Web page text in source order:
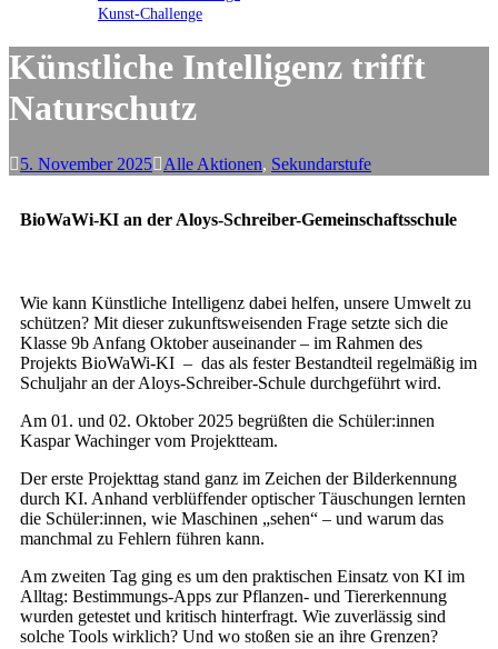
Kunst-Challenge
Künstliche Intelligenz trifft
Naturschutz
5. November 2025 Alle Aktionen, Sekundarstufe
BioWaWi-KI an der Aloys-Schreiber-Gemeinschaftsschule
Wie kann Künstliche Intelligenz dabei helfen, unsere Umwelt zu
schützen? Mit dieser zukunftsweisenden Frage setzte sich die
Klasse 9b Anfang Oktober auseinander – im Rahmen des
Projekts BioWaWi-KI – das als fester Bestandteil regelmäßig im
Schuljahr an der Aloys-Schreiber-Schule durchgeführt wird.
Am 01. und 02. Oktober 2025 begrüßten die Schüler:innen
Kaspar Wachinger vom Projektteam.
Der erste Projekttag stand ganz im Zeichen der Bilderkennung
durch KI. Anhand verblüffender optischer Täuschungen lernten
die Schüler:innen, wie Maschinen „sehen“ – und warum das
manchmal zu Fehlern führen kann.
Am zweiten Tag ging es um den praktischen Einsatz von KI im
Alltag: Bestimmungs-Apps zur Pflanzen- und Tiererkennung
wurden getestet und kritisch hinterfragt. Wie zuverlässig sind
solche Tools wirklich? Und wo stoßen sie an ihre Grenzen?